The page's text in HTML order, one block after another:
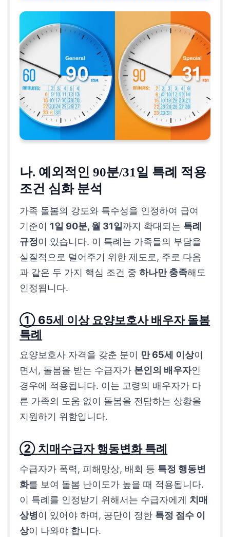
90분
나. 예외적인 90분/31일 특례 적용
조건 심화 분석
가족 돌봄의 강도와 특수성을 인정하여 급여
기준이 1일 90분, 월 31일까지 확대되는 특례
규정이 있습니다. 이 특례는 가족들의 부담을
실질적으로 덜어주기 위한 제도로, 주로 다음
과 같은 두 가지 핵심 조건 중하나만 충족해도
인정됩니다.
① 65세 이상 요양보호사 배우자 돌봄
특례
요양보호사 자격을 갖춘 분이 만 65세 이상이
면서, 돌봄을 받는 수급자가 본인의 배우자인
경우에 적용됩니다. 이는 고령의 배우자가 다
른 가족의 도움 없이 돌봄을 전담하는 상황을
지원하기 위함입니다.
② 치매수급자 행동변화 특례
수급자가 폭력, 피해망상, 배회 등 특정 행동변
화를 보여 돌봄 난이도가 높을 때 적용됩니다.
이 특례를 인정받기 위해서는 수급자에게 치매
상병이 있어야 하며, 공단이 정한 특정 점수 이
상이 나와야 합니다.